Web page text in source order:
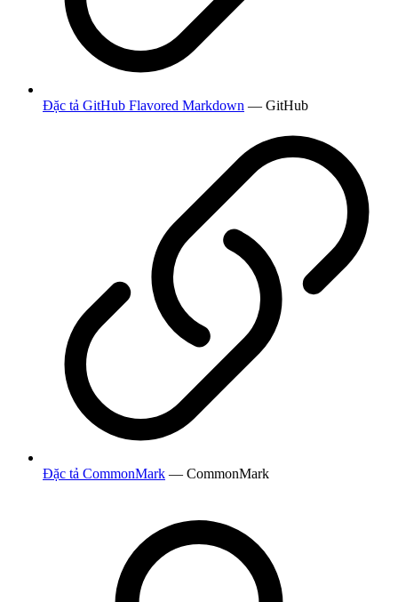
Đặc tả GitHub Flavored Markdown — GitHub
Đặc tả CommonMark — CommonMark